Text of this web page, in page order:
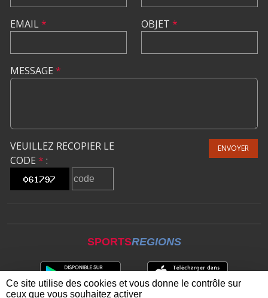
EMAIL* OBJET *
MESSAGE *
VEUILLEZ RECOPIER LE
CODE * :
ENVOYER
SPORTSREGIONS
Ce site utilise des cookies et vous donne le contrôle sur
ceux que vous souhaitez activer